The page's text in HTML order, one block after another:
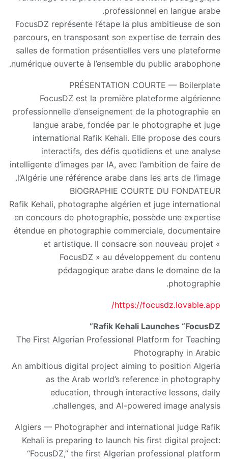
professionnel en langue arabe.
FocusDZ représente l’étape la plus ambitieuse de son
parcours, en transposant son expertise de terrain des
salles de formation présentielles vers une plateforme
numérique ouverte à l’ensemble du public arabophone.
PRÉSENTATION COURTE — Boilerplate
FocusDZ est la première plateforme algérienne
professionnelle d’enseignement de la photographie en
langue arabe, fondée par le photographe et juge
international Rafik Kehali. Elle propose des cours
interactifs, des défis quotidiens et une analyse
intelligente d’images par IA, avec l’ambition de faire de
l’Algérie une référence arabe dans les arts de l’image.
BIOGRAPHIE COURTE DU FONDATEUR
Rafik Kehali, photographe algérien et juge international
en concours de photographie, possède une expertise
étendue en photographie commerciale, documentaire
et artistique. Il consacre son nouveau projet «
FocusDZ » au développement du contenu
pédagogique arabe dans le domaine de la
photographie.
https://focusdz.lovable.app/
Rafik Kehali Launches “FocusDZ”
The First Algerian Professional Platform for Teaching
Photography in Arabic
An ambitious digital project aiming to position Algeria
as the Arab world’s reference in photography
education, through interactive lessons, daily
challenges, and AI-powered image analysis.
Algiers — Photographer and international judge Rafik
Kehali is preparing to launch his first digital project:
“FocusDZ,” the first Algerian professional platform